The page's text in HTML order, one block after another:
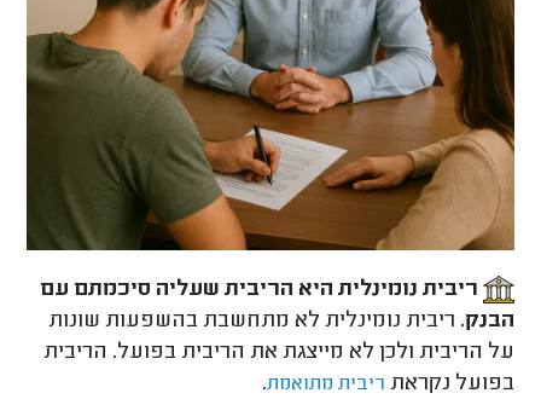
ריבית נומינלית היא הריבית שעליה סיכמתם עם
הבנק. ריבית נומינלית לא מתחשבת בהשפעות שונות
על הריבית ולכן לא מייצגת את הריבית בפועל. הריבית
בפועל נקראת ריבית מתואמת.